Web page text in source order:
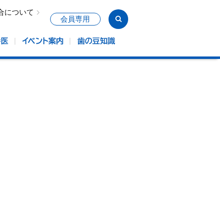
について
会員専用